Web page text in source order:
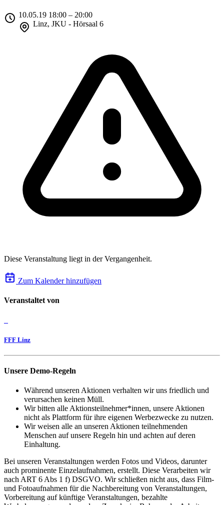
10.05.19 18:00 – 20:00
Linz, JKU - Hörsaal 6
Diese Veranstaltung liegt in der Vergangenheit.
Zum Kalender hinzufügen
Veranstaltet von
FFF Linz
Unsere Demo-Regeln
Während unseren Aktionen verhalten wir uns friedlich und
verursachen keinen Müll.
Wir bitten alle Aktionsteilnehmer*innen, unsere Aktionen
nicht als Plattform für ihre eigenen Werbezwecke zu nutzen.
Wir weisen alle an unseren Aktionen teilnehmenden
Menschen auf unsere Regeln hin und achten auf deren
Einhaltung.
Bei unseren Veranstaltungen werden Fotos und Videos, darunter
auch prominente Einzelaufnahmen, erstellt. Diese Verarbeiten wir
nach ART 6 Abs 1 f) DSGVO. Wir schließen nicht aus, dass Film-
und Fotoaufnahmen für die Nachbereitung von Veranstaltungen,
Vorbereitung auf künftige Veranstaltungen, bezahlte